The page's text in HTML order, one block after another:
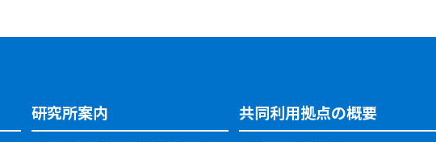
研究所案内 共同利用拠点の概要